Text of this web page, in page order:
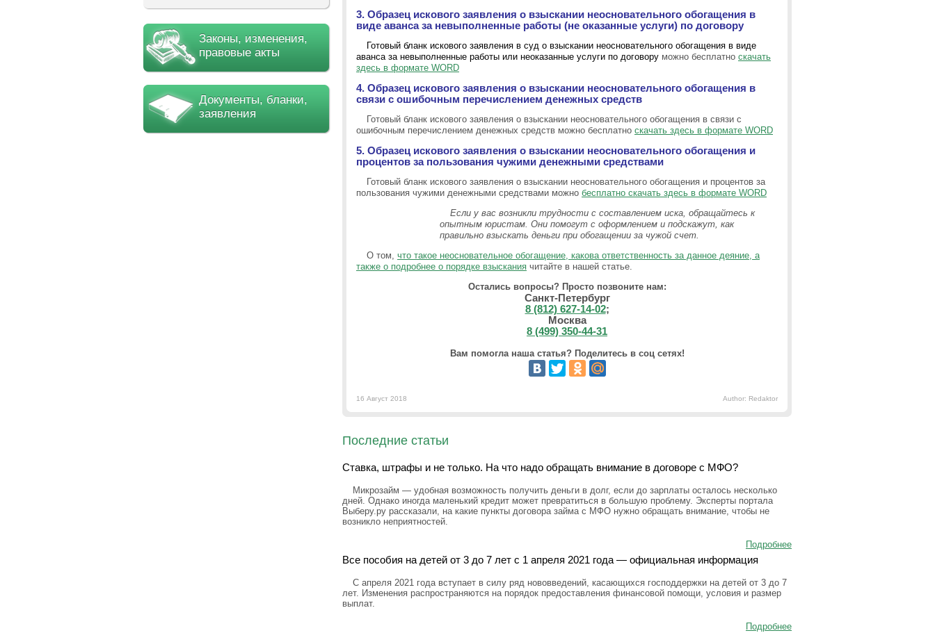
Законы, изменения,
правовые акты
Документы, бланки,
заявления
3. Образец искового заявления о взыскании неосновательного обогащения в
виде аванса за невыполненные работы (не оказанные услуги) по договору
Готовый бланк искового заявления в суд о взыскании неосновательного обогащения в виде
аванса за невыполненные работы или неоказанные услуги по договору можно бесплатно скачать
здесь в формате WORD
4. Образец искового заявления о взыскании неосновательного обогащения в
связи с ошибочным перечислением денежных средств
Готовый бланк искового заявления о взыскании неосновательного обогащения в связи с
ошибочным перечислением денежных средств можно бесплатно скачать здесь в формате WORD
5. Образец искового заявления о взыскании неосновательного обогащения и
процентов за пользования чужими денежными средствами
Готовый бланк искового заявления о взыскании неосновательного обогащения и процентов за
пользования чужими денежными средствами можно бесплатно скачать здесь в формате WORD
Если у вас возникли трудности с составлением иска, обращайтесь к
опытным юристам. Они помогут с оформлением и подскажут, как
правильно взыскать деньги при обогащении за чужой счет.
О том, что такое неосновательное обогащение, какова ответственность за данное деяние, а
также о подробнее о порядке взыскания читайте в нашей статье.
Остались вопросы? Просто позвоните нам:
Санкт-Петербург
8 (812) 627-14-02;
Москва
8 (499) 350-44-31
Вам помогла наша статья? Поделитесь в соц сетях!
16 Август 2018 Author: Redaktor
Последние статьи
Ставка, штрафы и не только. На что надо обращать внимание в договоре с МФО?
Микрозайм — удобная возможность получить деньги в долг, если до зарплаты осталось несколько
дней. Однако иногда маленький кредит может превратиться в большую проблему. Эксперты портала
Выберу.ру рассказали, на какие пункты договора займа с МФО нужно обращать внимание, чтобы не
возникло неприятностей.
Подробнее
Все пособия на детей от 3 до 7 лет с 1 апреля 2021 года — официальная информация
С апреля 2021 года вступает в силу ряд нововведений, касающихся господдержки на детей от 3 до 7
лет. Изменения распространяются на порядок предоставления финансовой помощи, условия и размер
выплат.
Подробнее